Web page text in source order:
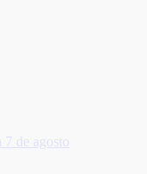
7 de agosto